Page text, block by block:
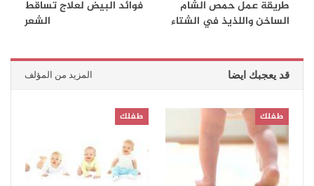
طريقة عمل حمص الشام
الساخن واللذيذ في الشتاء
فوائد البيض لعلاج تساقط
الشعر
قد يعجبك ايضا المزيد من المؤلف
طفلك طفلك